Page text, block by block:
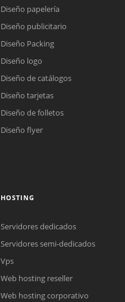
Diseño papelería
Diseño publicitario
Diseño Packing
Diseño logo
Diseño de catálogos
Diseño tarjetas
Diseño de folletos
Diseño flyer
HOSTING
Servidores dedicados
Servidores semi-dedicados
Vps
Web hosting reseller
Web hosting corporativo